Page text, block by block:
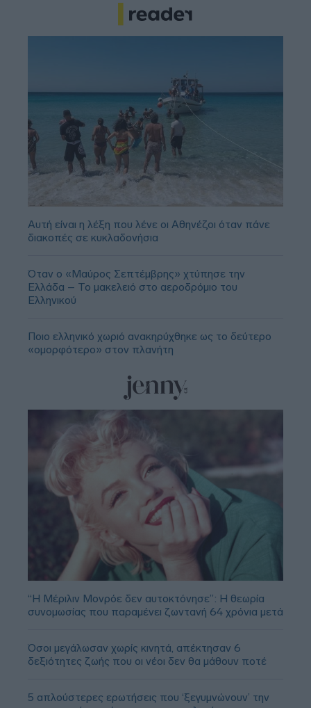
Αυτή είναι η λέξη που λένε οι Αθηνέζοι όταν πάνε
διακοπές σε κυκλαδονήσια
Όταν ο «Μαύρος Σεπτέμβρης» χτύπησε την
Ελλάδα – Το μακελειό στο αεροδρόμιο του
Ελληνικού
Ποιο ελληνικό χωριό ανακηρύχθηκε ως το δεύτερο
«ομορφότερο» στον πλανήτη
“Η Μέριλιν Μονρόε δεν αυτοκτόνησε”: Η θεωρία
συνομωσίας που παραμένει ζωντανή 64 χρόνια μετά
Όσοι μεγάλωσαν χωρίς κινητά, απέκτησαν 6
δεξιότητες ζωής που οι νέοι δεν θα μάθουν ποτέ
5 απλούστερες ερωτήσεις που ‘ξεγυμνώνουν’ την